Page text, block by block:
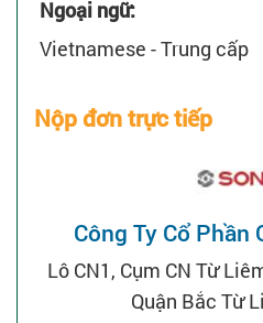
Ngoại ngữ:
Vietnamese - Trung cấp
Nộp đơn trực tiếp
Công Ty Cổ Phần
Lô CN1, Cụm CN Từ
Quận Bắc Từ